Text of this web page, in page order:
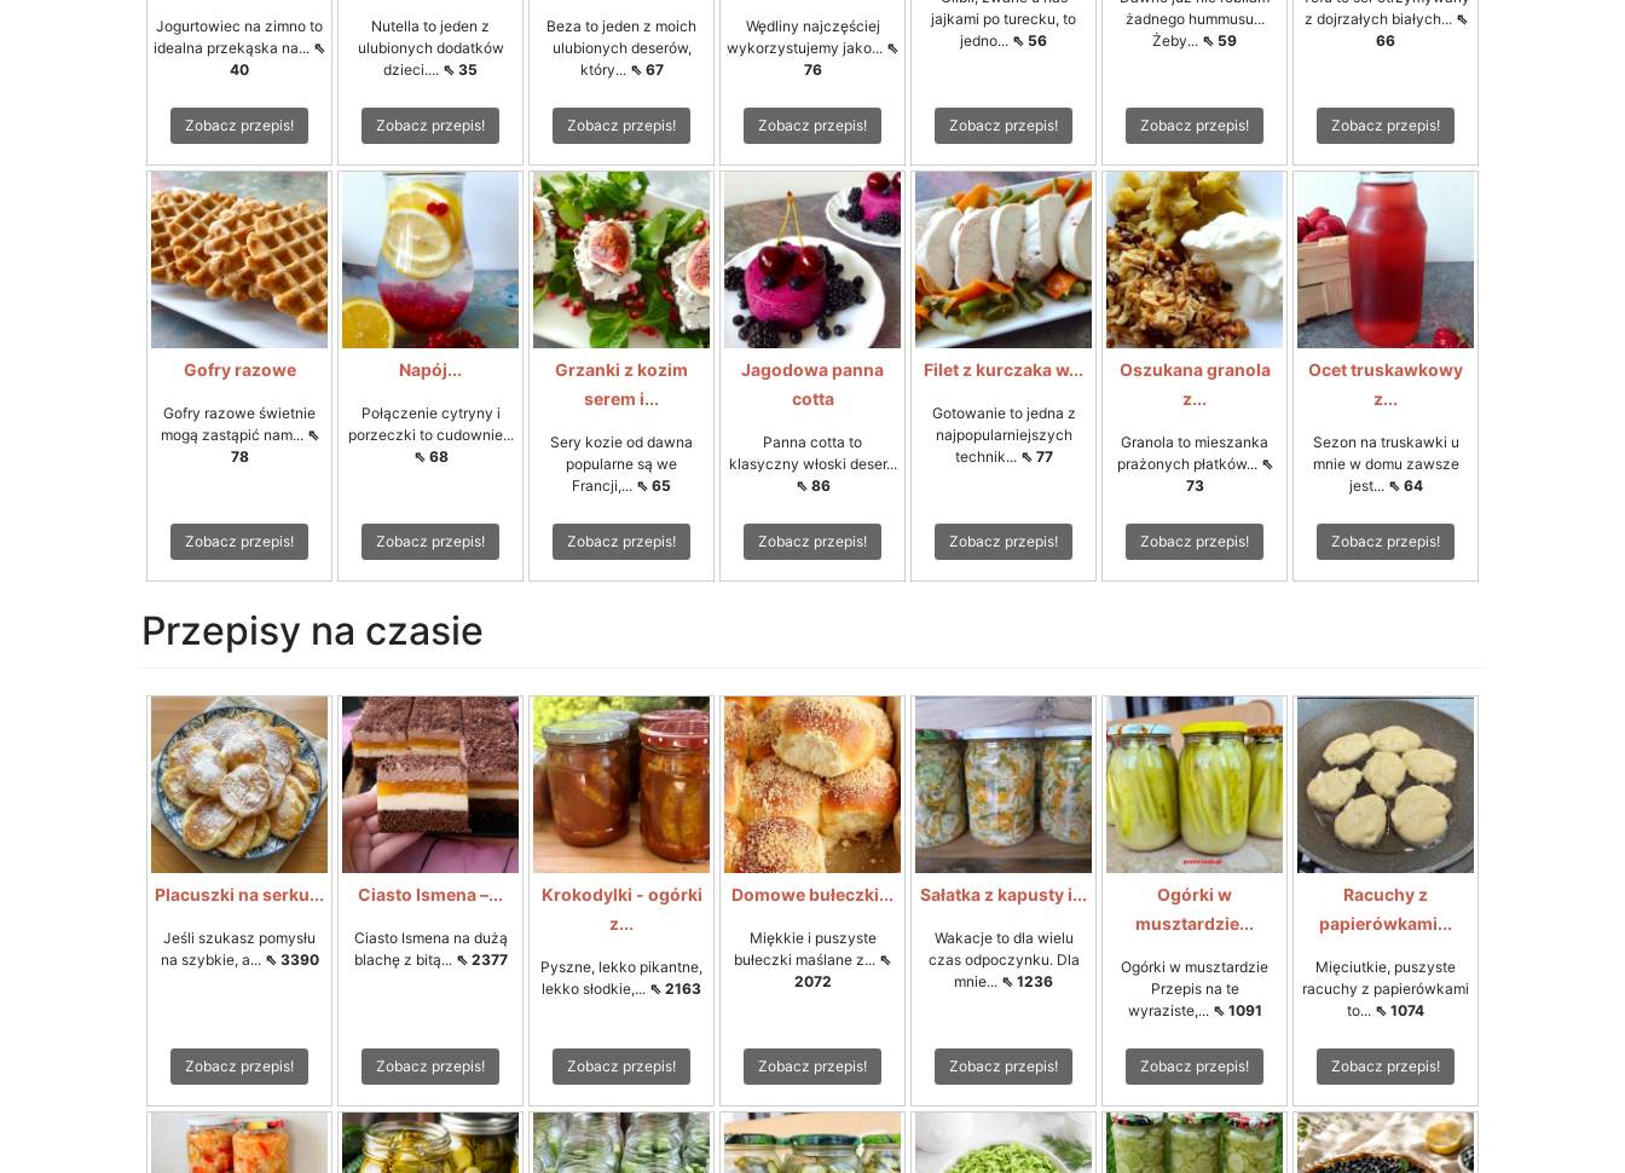
Jogurtowiec na zimno to
idealna przekąska na... ⇖
40
Zobacz przepis!
Nutella to jeden z
ulubionych dodatków
dzieci.... ⇖ 35
Zobacz przepis!
Beza to jeden z moich
ulubionych deserów,
który... ⇖ 67
Zobacz przepis!
Wędliny najczęściej
wykorzystujemy jako... ⇖
76
Zobacz przepis!
jajkami po turecku, to
jedno... ⇖ 56
Zobacz przepis!
żadnego hummusu...
Żeby... ⇖ 59
Zobacz przepis!
z dojrzałych białych... ⇖
66
Zobacz przepis!
Gofry razowe
Gofry razowe świetnie
mogą zastąpić nam... ⇖
78
Zobacz przepis!
Napój...
Połączenie cytryny i
porzeczki to cudownie...
⇖ 68
Zobacz przepis!
Grzanki z kozim
serem i...
Sery kozie od dawna
popularne są we
Francji,... ⇖ 65
Zobacz przepis!
Jagodowa panna
cotta
Panna cotta to
klasyczny włoski deser...
⇖ 86
Zobacz przepis!
Filet z kurczaka w...
Gotowanie to jedna z
najpopularniejszych
technik... ⇖ 77
Zobacz przepis!
Oszukana granola
z...
Granola to mieszanka
prażonych płatków... ⇖
73
Zobacz przepis!
Ocet truskawkowy
z...
Sezon na truskawki u
mnie w domu zawsze
jest... ⇖ 64
Zobacz przepis!
Przepisy na czasie
Placuszki na serku...
Jeśli szukasz pomysłu
na szybkie, a... ⇖ 3390
Zobacz przepis!
Ciasto Ismena –...
Ciasto Ismena na dużą
blachę z bitą... ⇖ 2377
Zobacz przepis!
Krokodylki - ogórki
z...
Pyszne, lekko pikantne,
lekko słodkie,... ⇖ 2163
Zobacz przepis!
Domowe bułeczki...
Miękkie i puszyste
bułeczki maślane z... ⇖
2072
Zobacz przepis!
Sałatka z kapusty i...
Wakacje to dla wielu
czas odpoczynku. Dla
mnie... ⇖ 1236
Zobacz przepis!
Ogórki w
musztardzie...
Ogórki w musztardzie
Przepis na te
wyraziste,... ⇖ 1091
Zobacz przepis!
Racuchy z
papierówkami...
Mięciutkie, puszyste
racuchy z papierówkami
to... ⇖ 1074
Zobacz przepis!